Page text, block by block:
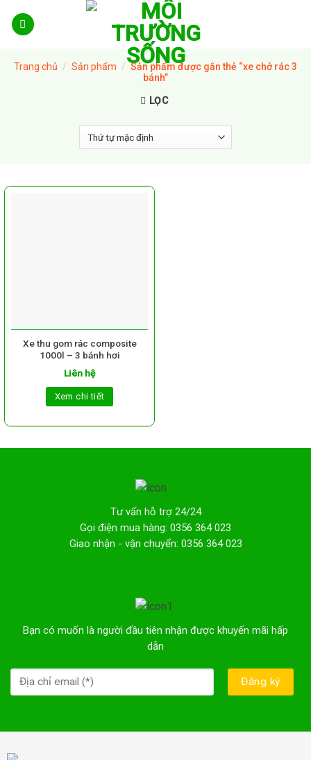
Trang chủ / Sản phẩm / Sản phẩm được gắn thẻ “xe chở rác 3
bánh”
LỌC
Xe thu gom rác composite
1000l – 3 bánh hơi
Liên hệ
Xem chi tiết
Tư vấn hỗ trợ 24/24
Gọi điện mua hàng: 0356 364 023
Giao nhận - vận chuyển: 0356 364 023
Bạn có muốn là người đầu tiên nhận được khuyến mãi hấp
dẫn